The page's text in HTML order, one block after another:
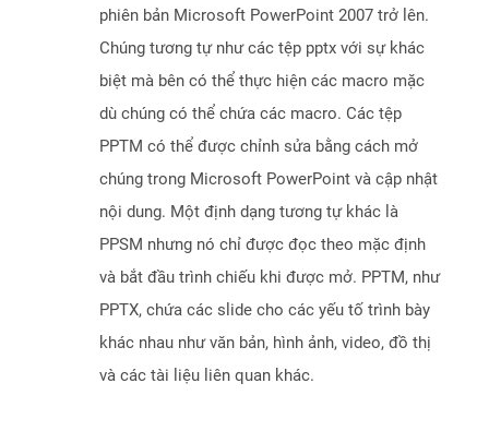
phiên bản Microsoft PowerPoint 2007 trở lên.
Chúng tương tự như các tệp pptx với sự khác
biệt mà bên có thể thực hiện các macro mặc
dù chúng có thể chứa các macro. Các tệp
PPTM có thể được chỉnh sửa bằng cách mở
chúng trong Microsoft PowerPoint và cập nhật
nội dung. Một định dạng tương tự khác là
PPSM nhưng nó chỉ được đọc theo mặc định
và bắt đầu trình chiếu khi được mở. PPTM, như
PPTX, chứa các slide cho các yếu tố trình bày
khác nhau như văn bản, hình ảnh, video, đồ thị
và các tài liệu liên quan khác.